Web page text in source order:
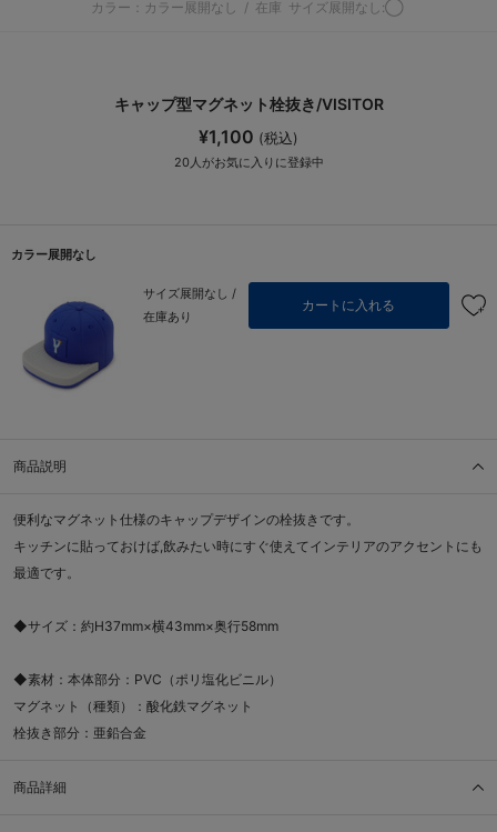
カラー：カラー展開なし / 在庫 サイズ展開なし:◯
キャップ型マグネット栓抜き/VISITOR
¥1,100 (税込)
20 人がお気に入りに登録中
カラー展開なし
サイズ展開なし /
在庫あり
カートに入れる
商品説明
便利なマグネット仕様のキャップデザインの栓抜きです。
キッチンに貼っておけば,飲みたい時にすぐ使えてインテリアのアクセントにも
最適です。
◆サイズ：約H37mm×横43mm×奥行58mm
◆素材：本体部分：PVC（ポリ塩化ビニル）
マグネット（種類）：酸化鉄マグネット
栓抜き部分：亜鉛合金
商品詳細